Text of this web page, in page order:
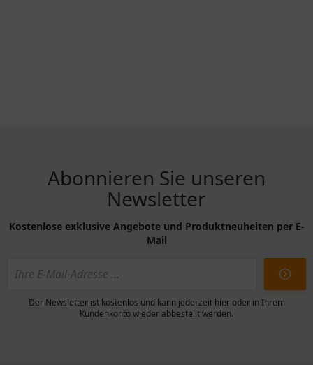
Abonnieren Sie unseren
Newsletter
Kostenlose exklusive Angebote und Produktneuheiten per E-
Mail
Der Newsletter ist kostenlos und kann jederzeit hier oder in Ihrem
Kundenkonto wieder abbestellt werden.